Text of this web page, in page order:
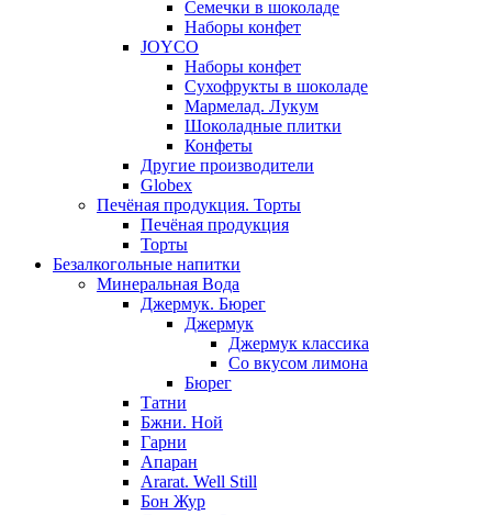
Семечки в шоколаде
Наборы конфет
JOYCO
Наборы конфет
Сухофрукты в шоколаде
Мармелад. Лукум
Шоколадные плитки
Конфеты
Другие производители
Globex
Печёная продукция. Торты
Печёная продукция
Торты
Безалкогольные напитки
Минеральная Вода
Джермук. Бюрег
Джермук
Джермук классика
Со вкусом лимона
Бюрег
Татни
Бжни. Ной
Гарни
Апаран
Ararat. Well Still
Бон Жур